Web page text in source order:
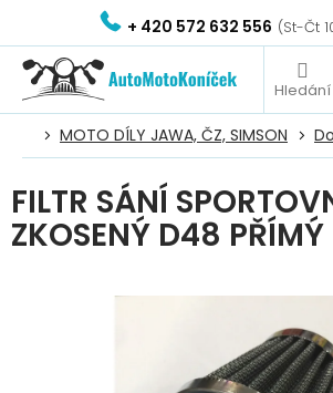
obsah
+ 420 572 632 556
MOTO DÍLY JAWA, ČZ, SIMSON
FILTR SÁNÍ
ZKOSENÝ D48 PŘÍMÝ